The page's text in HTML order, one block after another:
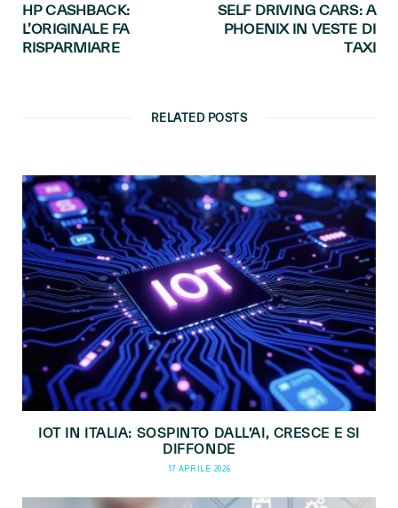
HP CASHBACK:
L’ORIGINALE FA
RISPARMIARE
SELF DRIVING CARS: A
PHOENIX IN VESTE DI
TAXI
RELATED POSTS
IOT IN ITALIA: SOSPINTO DALL’AI, CRESCE E SI
DIFFONDE
17 APRILE 2026